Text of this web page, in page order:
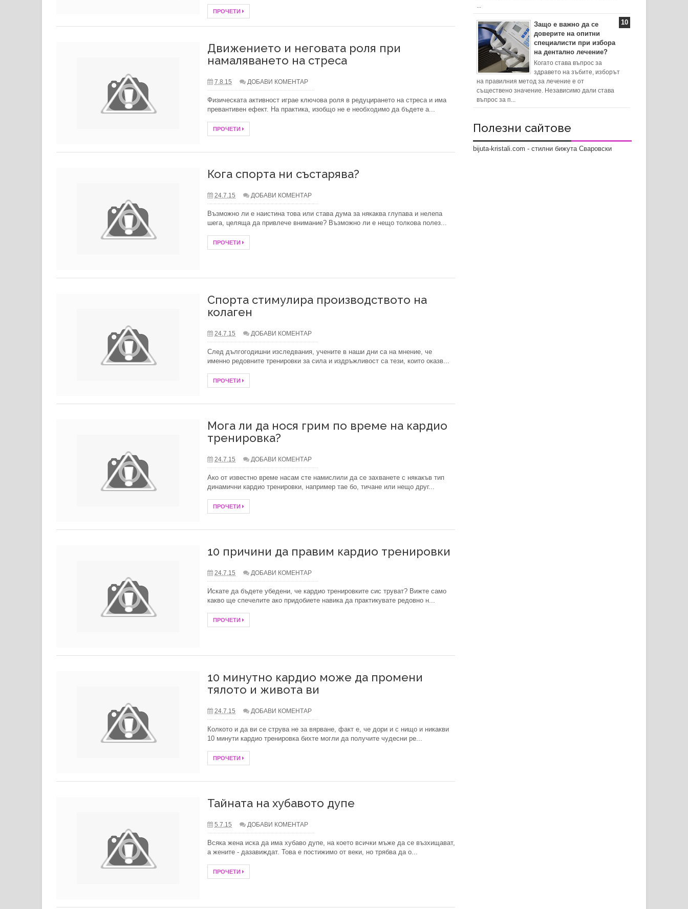
ПРОЧЕТИ
Движението и неговата роля при
намаляването на стреса
7.8.15 ДОБАВИ КОМЕНТАР
Физическата активност играе ключова роля в редуцирането на стреса и има
превантивен ефект. На практика, изобщо не е необходимо да бъдете а...
ПРОЧЕТИ
Кога спорта ни състарява?
24.7.15 ДОБАВИ КОМЕНТАР
Възможно ли е наистина това или става дума за някаква глупава и нелепа
шега, целяща да привлече внимание? Възможно ли е нещо толкова полез...
ПРОЧЕТИ
Спорта стимулира производството на
колаген
24.7.15 ДОБАВИ КОМЕНТАР
След дългогодишни изследвания, учените в наши дни са на мнение, че
именно редовните тренировки за сила и издръжливост са тези, които оказв...
ПРОЧЕТИ
Мога ли да нося грим по време на кардио
тренировка?
24.7.15 ДОБАВИ КОМЕНТАР
Ако от известно време насам сте намислили да се захванете с някакъв тип
динамични кардио тренировки, например тае бо, тичане или нещо друг...
ПРОЧЕТИ
10 причини да правим кардио тренировки
24.7.15 ДОБАВИ КОМЕНТАР
Искате да бъдете убедени, че кардио тренировките сис труват? Вижте само
какво ще спечелите ако придобиете навика да практикувате редовно н...
ПРОЧЕТИ
10 минутно кардио може да промени
тялото и живота ви
24.7.15 ДОБАВИ КОМЕНТАР
Колкото и да ви се струва не за вярване, факт е, че дори и с нищо и никакви
10 минути кардио тренировка бихте могли да получите чудесни ре...
ПРОЧЕТИ
Тайната на хубавото дупе
5.7.15 ДОБАВИ КОМЕНТАР
Всяка жена иска да има хубаво дупе, на което всички мъже да се възхищават,
а жените - дазавиждат. Това е постижимо от веки, но трябва да о...
ПРОЧЕТИ
Защо е важно да се
доверите на опитни
специалисти при избора
на дентално лечение?
Когато става въпрос за
здравето на зъбите, изборът
на правилния метод за лечение е от
съществено значение. Независимо дали става
въпрос за п...
Полезни сайтове
bijuta-kristali.com - стилни бижута Сваровски